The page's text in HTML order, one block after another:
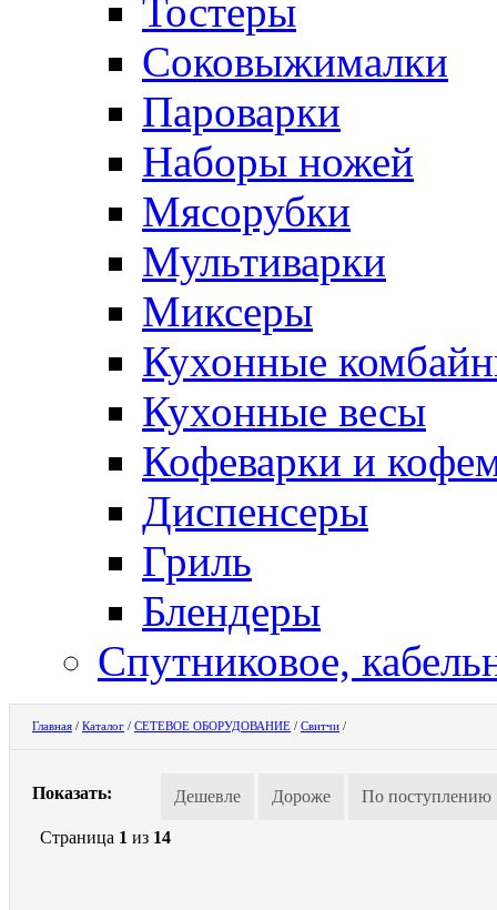
Тостеры
Соковыжималки
Пароварки
Наборы ножей
Мясорубки
Мультиварки
Миксеры
Кухонные
Кухонные весы
Кофеварки и
Диспенсеры
Гриль
Блендеры
Спутниковое,
Главная / Каталог / СЕТЕВОЕ ОБОРУДОВАНИЕ / Свитчи /
Показать: Дешевле Дороже По поступлению
Страница 1 из 14